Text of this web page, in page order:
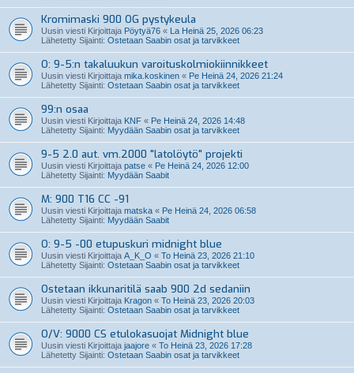
Kromimaski 900 OG pystykeula
Uusin viesti Kirjoittaja Pöytyä76 « La Heinä 25, 2026 06:23
Lähetetty Sijainti: Ostetaan Saabin osat ja tarvikkeet
O: 9-5:n takaluukun varoituskolmiokiinnikkeet
Uusin viesti Kirjoittaja mika.koskinen « Pe Heinä 24, 2026 21:24
Lähetetty Sijainti: Ostetaan Saabin osat ja tarvikkeet
99:n osaa
Uusin viesti Kirjoittaja KNF « Pe Heinä 24, 2026 14:48
Lähetetty Sijainti: Myydään Saabin osat ja tarvikkeet
9-5 2.0 aut. vm.2000 "latolöytö" projekti
Uusin viesti Kirjoittaja patse « Pe Heinä 24, 2026 12:00
Lähetetty Sijainti: Myydään Saabit
M: 900 T16 CC -91
Uusin viesti Kirjoittaja matska « Pe Heinä 24, 2026 06:58
Lähetetty Sijainti: Myydään Saabit
O: 9-5 -00 etupuskuri midnight blue
Uusin viesti Kirjoittaja A_K_O « To Heinä 23, 2026 21:10
Lähetetty Sijainti: Ostetaan Saabin osat ja tarvikkeet
Ostetaan ikkunaritilä saab 900 2d sedaniin
Uusin viesti Kirjoittaja Kragon « To Heinä 23, 2026 20:03
Lähetetty Sijainti: Ostetaan Saabin osat ja tarvikkeet
O/V: 9000 CS etulokasuojat Midnight blue
Uusin viesti Kirjoittaja jaajore « To Heinä 23, 2026 17:28
Lähetetty Sijainti: Ostetaan Saabin osat ja tarvikkeet